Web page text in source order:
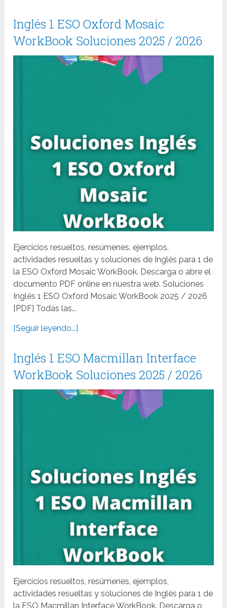
Inglés 1 ESO Oxford Mosaic
WorkBook Soluciones 2025 / 2026
Ejercicios resueltos, resúmenes, ejemplos,
actividades resueltas y soluciones de Inglés para 1 de
la ESO Oxford Mosaic WorkBook. Descarga o abre el
documento PDF online en nuestra web. Soluciones
Inglés 1 ESO Oxford Mosaic WorkBook 2025 / 2026
[PDF] Todas las...
[Seguir leyendo...]
Inglés 1 ESO Macmillan Interface
WorkBook Soluciones 2025 / 2026
Ejercicios resueltos, resúmenes, ejemplos,
actividades resueltas y soluciones de Inglés para 1 de
la ESO Macmillan Interface WorkBook. Descarga o